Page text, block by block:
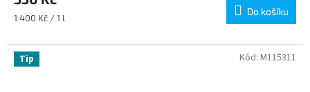
Měrná
1 400 Kč / 1 l
Do košíku
Tip Kód: M115311